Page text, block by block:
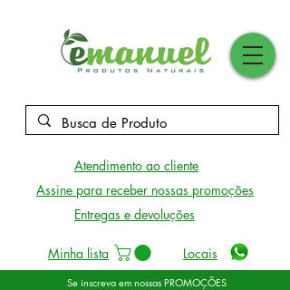
Se inscreva em nossas PROMOÇÕES
Atendimento ao cliente
Assine para receber nossas promoções
Entregas e devoluções
Minha lista Locais